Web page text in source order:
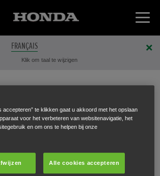
FRANÇAIS
Klik om taal te wijzigen
accepteren” te klikken gaat u akkoord met het opslaan
voor het verbeteren van websitenavigatie, het
en om ons te helpen bij onze
Alle cookies accepteren